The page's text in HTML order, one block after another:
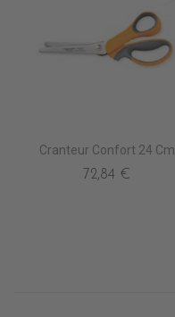
Cranteur Confort 24 Cm
72,84 €